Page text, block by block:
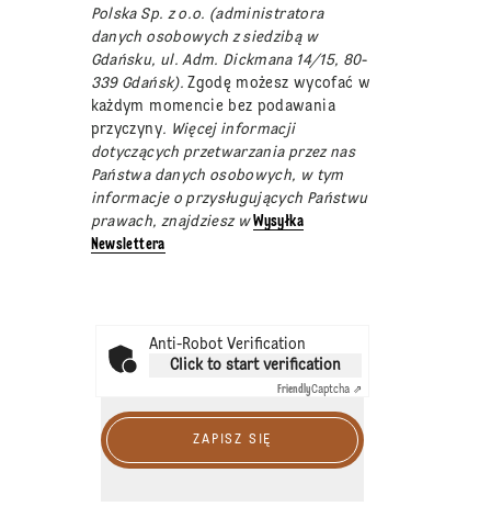
Polska Sp. z o.o. (administratora
danych osobowych z siedzibą w
Gdańsku, ul. Adm. Dickmana 14/15, 80-
339 Gdańsk).Zgodę możesz wycofać w
każdym momencie bez podawania
przyczyny. Więcej informacji
dotyczących przetwarzania przez nas
Państwa danych osobowych, w tym
informacje o przysługujących Państwu
prawach, znajdziesz wWysyłka
Newslettera
Anti-Robot Verification
Click to start verification
FriendlyCaptcha ⇗
ZAPISZ SIĘ